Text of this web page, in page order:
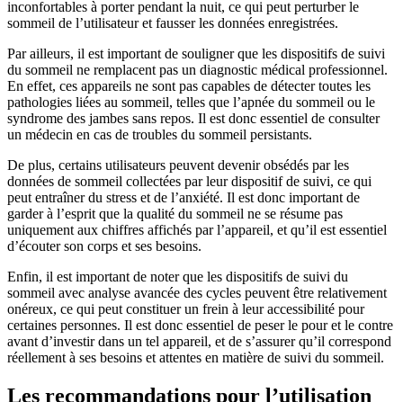
inconfortables à porter pendant la nuit, ce qui peut perturber le
sommeil de l’utilisateur et fausser les données enregistrées.
Par ailleurs, il est important de souligner que les dispositifs de suivi
du sommeil ne remplacent pas un diagnostic médical professionnel.
En effet, ces appareils ne sont pas capables de détecter toutes les
pathologies liées au sommeil, telles que l’apnée du sommeil ou le
syndrome des jambes sans repos. Il est donc essentiel de consulter
un médecin en cas de troubles du sommeil persistants.
De plus, certains utilisateurs peuvent devenir obsédés par les
données de sommeil collectées par leur dispositif de suivi, ce qui
peut entraîner du stress et de l’anxiété. Il est donc important de
garder à l’esprit que la qualité du sommeil ne se résume pas
uniquement aux chiffres affichés par l’appareil, et qu’il est essentiel
d’écouter son corps et ses besoins.
Enfin, il est important de noter que les dispositifs de suivi du
sommeil avec analyse avancée des cycles peuvent être relativement
onéreux, ce qui peut constituer un frein à leur accessibilité pour
certaines personnes. Il est donc essentiel de peser le pour et le contre
avant d’investir dans un tel appareil, et de s’assurer qu’il correspond
réellement à ses besoins et attentes en matière de suivi du sommeil.
Les recommandations pour l’utilisation